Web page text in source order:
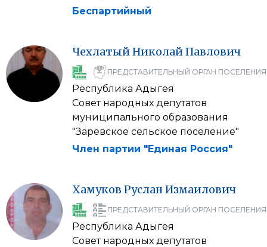
Беспартийный
ЧехлатыйНиколайПавлович
ПРЕДСТАВИТЕЛЬНЫЙ ОРГАН ПОСЕЛЕНИЯ
Республика Адыгея
Совет народных депутатов
муниципального образования
"Заревское сельское поселение"
Член партии "Единая Россия"
Хамуков РусланИзмаилович
ПРЕДСТАВИТЕЛЬНЫЙ ОРГАН ПОСЕЛЕНИЯ
Республика Адыгея
Совет народных депутатов